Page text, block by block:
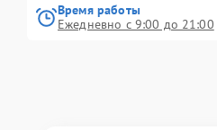
Время работы
Ежедневно с 9:00 до 21:00